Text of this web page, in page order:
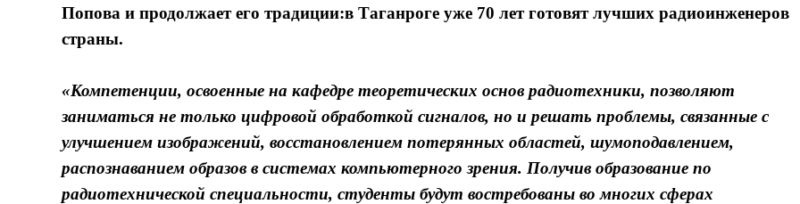
Попова и продолжает его традиции:в Таганроге уже 70 лет готовят лучших радиоинженеров
страны.
«Компетенции, освоенные на кафедре теоретических основ радиотехники, позволяют
заниматься не только цифровой обработкой сигналов, но и решать проблемы, связанные с
улучшением изображений, восстановлением потерянных областей, шумоподавлением,
распознаванием образов в системах компьютерного зрения. Получив образование по
радиотехнической специальности, студенты будут востребованы во многих сферах